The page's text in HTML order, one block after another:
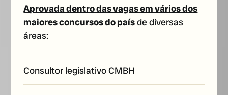
Aprovada dentro das vagas em vários dos
maiores concursos do paísde diversas
áreas:
Consultor legislativo CMBH